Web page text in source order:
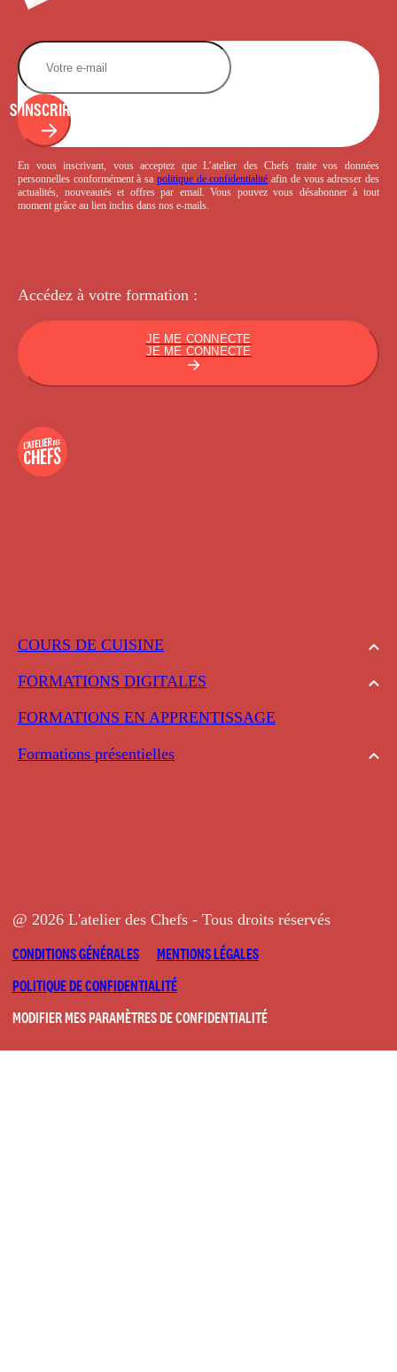
COURS DE CUISINE
FORMATIONS DIGITALES
FORMATIONS EN APPRENTISSAGE
Formations présentielles
S'INSCRIRE
En vous inscrivant, vous acceptez que L’atelier des Chefs traite vos données
personnelles conformément à sa politique de confidentialité afin de vous adresser des
actualités, nouveautés et offres par email. Vous pouvez vous désabonner à tout
moment grâce au lien inclus dans nos e-mails.
Accédez à votre formation :
JE ME CONNECTE
JE ME CONNECTE
@ 2026 L'atelier des Chefs - Tous droits réservés
CONDITIONS GÉNÉRALES
MENTIONS LÉGALES
POLITIQUE DE CONFIDENTIALITÉ
MODIFIER MES PARAMÈTRES DE CONFIDENTIALITÉ